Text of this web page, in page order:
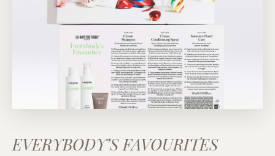
EVERYBODY’S FAVOURITES